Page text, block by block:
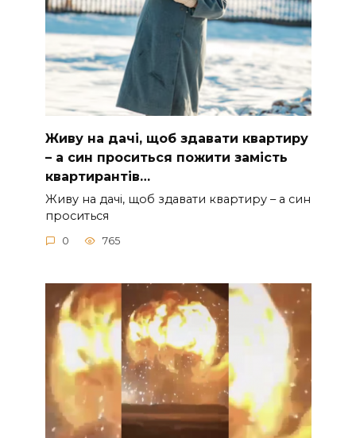
Живу на дачі, щоб здавати квартиру
– а син проситься пожити замість
квартирантів…
Живу на дачі, щоб здавати квартиру – а син
проситься
0 765